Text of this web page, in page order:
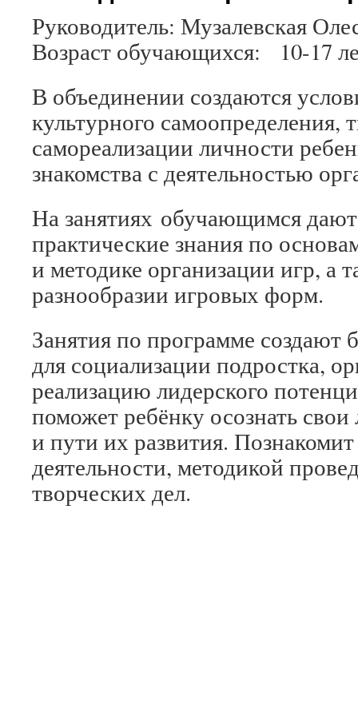
Руководитель: Музалевская
Возраст обучающихся: 10-17
В объединении создаются
культурного самоопределения,
самореализации личности
знакомства с деятельностью
На занятиях обучающимся
практические знания по
и методике организации игр, а
разнообразии игровых форм.
Занятия по программе создают
для социализации подростка,
реализацию лидерского
поможет ребёнку осознать
и пути их развития.
деятельности, методикой
творческих дел.